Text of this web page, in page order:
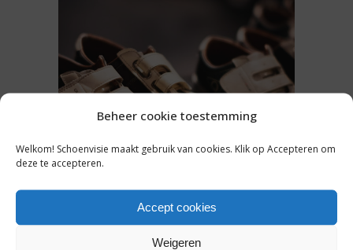
Beheer cookie toestemming
Welkom! Schoenvisie maakt gebruik van cookies. Klik op Accepteren om
deze te accepteren.
Accept cookies
Weigeren
PERSBERICHT
ORTHOPEDISCHE SCHOENEN:
WANNEER VERGOEDT DE
ZORGVERZEKERING ZE?